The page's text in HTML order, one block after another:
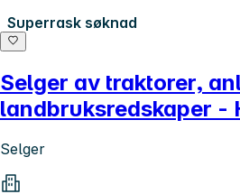
Superrask søknad
Selger av traktorer,
landbruksredskaper -
Selger